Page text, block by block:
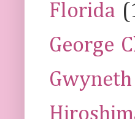
Florida
George